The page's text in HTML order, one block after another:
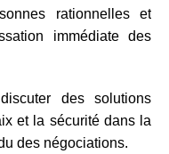
rationnelles et
immédiate des
des solutions
et la sécurité dans la
des négociations.